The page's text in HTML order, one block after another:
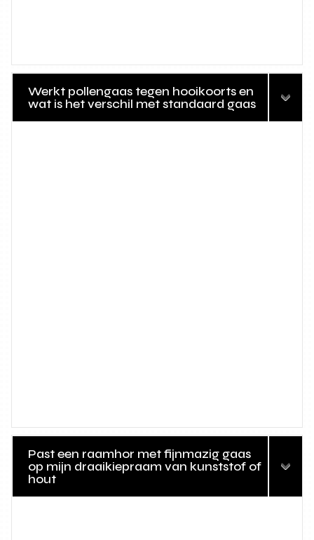
Werkt pollengaas tegen hooikoorts en
wat is het verschil met standaard gaas
Past een raamhor met fijnmazig gaas
op mijn draaikiepraam van kunststof of
hout